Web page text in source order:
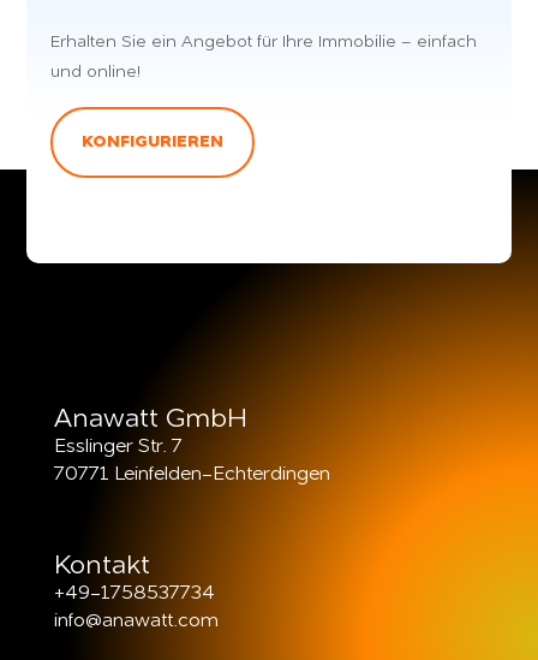
Erhalten Sie ein Angebot für Ihre Immobilie – einfach
und online!
KONFIGURIEREN
Anawatt GmbH
Esslinger Str. 7
70771 Leinfelden-Echterdingen
Kontakt
+49-1758537734
info@anawatt.com